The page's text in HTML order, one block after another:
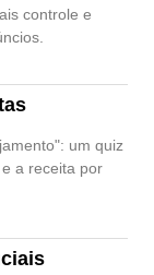
controle e
um quiz
a receita por